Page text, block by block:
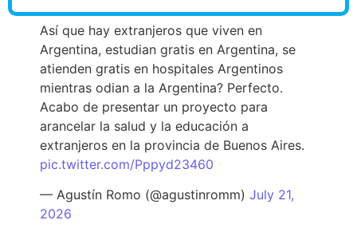
Así que hay extranjeros que viven en
Argentina, estudian gratis en Argentina, se
atienden gratis en hospitales Argentinos
mientras odian a la Argentina? Perfecto.
Acabo de presentar un proyecto para
arancelar la salud y la educación a
extranjeros en la provincia de Buenos Aires.
pic.twitter.com/Pppyd23460
— Agustín Romo (@agustinromm) July 21,
2026